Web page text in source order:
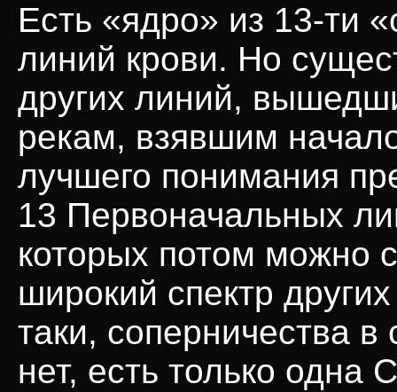
Есть «ядро» из 13-ти
линий крови. Но
других линий,
рекам, взявшим
лучшего понимания
13 Первоначальных
которых потом можно
широкий спектр
таки, соперничества
нет, есть только одна